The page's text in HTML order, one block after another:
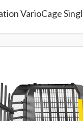
VarioCage